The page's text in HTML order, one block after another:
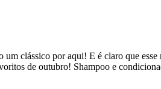
um clássico por aqui! E é claro que
de outubro! Shampoo e